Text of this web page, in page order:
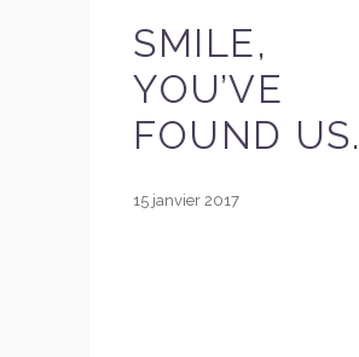
SMILE,
YOU’VE
FOUND US.
15 janvier 2017